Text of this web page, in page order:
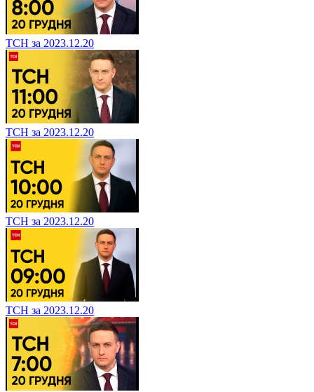
ТСН за 2023.12.20
ТСН за 2023.12.20
ТСН за 2023.12.20
ТСН за 2023.12.20